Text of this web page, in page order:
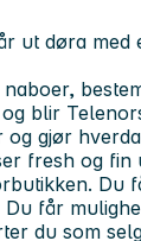
ut døra med
blir
gjør
fresh og fin
Du
får
du som